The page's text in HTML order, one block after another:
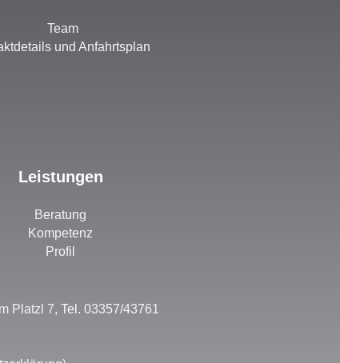
Team
und Anfahrtsplan
Leistungen
Beratung
Kompetenz
Profil
Platzl 7, Tel.03357/43761